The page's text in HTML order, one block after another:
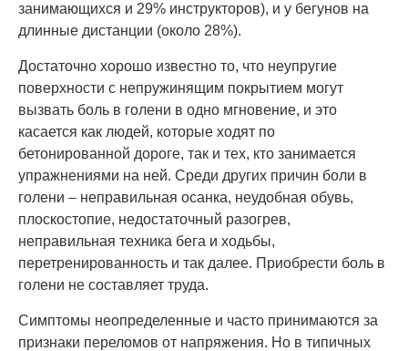
занимающихся и 29% инструкторов), и у бегунов на
длинные дистанции (около 28%).
Достаточно хорошо известно то, что неупругие
поверхности с непружинящим покрытием могут
вызвать боль в голени в одно мгновение, и это
касается как людей, которые ходят по
бетонированной дороге, так и тех, кто занимается
упражнениями на ней. Среди других причин боли в
голени – неправильная осанка, неудобная обувь,
плоскостопие, недостаточный разогрев,
неправильная техника бега и ходьбы,
перетренированность и так далее. Приобрести боль в
голени не составляет труда.
Симптомы неопределенные и часто принимаются за
признаки переломов от напряжения. Но в типичных